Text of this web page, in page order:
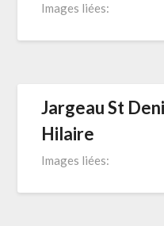
Images liées:
Jargeau St
Hilaire
Images liées: